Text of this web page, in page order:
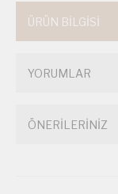
ÜRÜN BİLGİSİ
YORUMLAR
ÖNERİLERİNİZ